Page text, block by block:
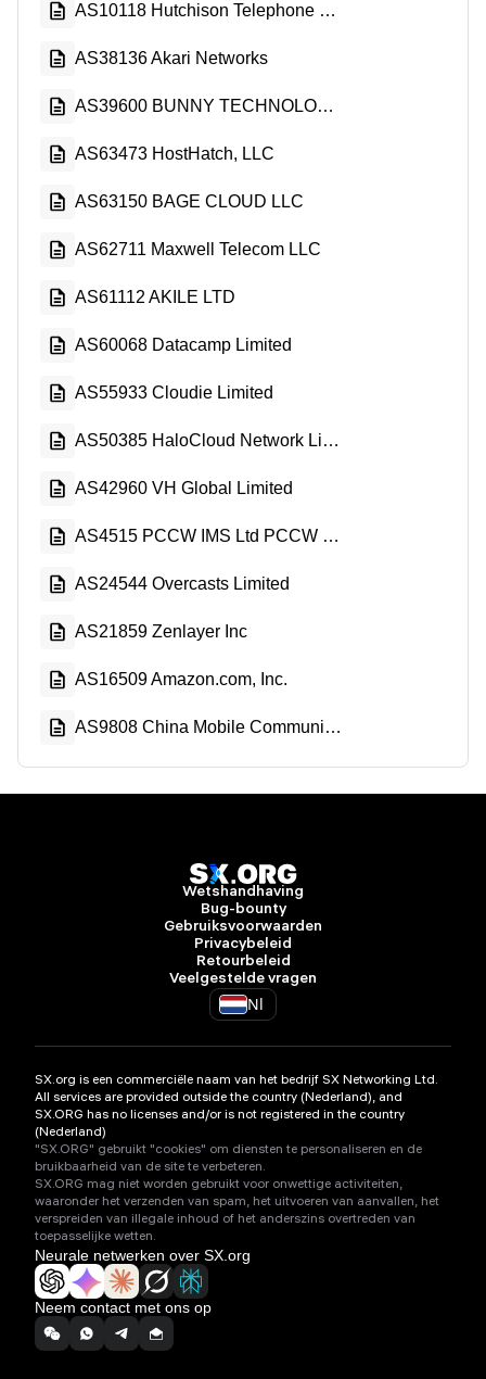
AS10118 Hutchison Telephone Company Limited
AS38136 Akari Networks
AS39600 BUNNY TECHNOLOGY LLC
AS63473 HostHatch, LLC
AS63150 BAGE CLOUD LLC
AS62711 Maxwell Telecom LLC
AS61112 AKILE LTD
AS60068 Datacamp Limited
AS55933 Cloudie Limited
AS50385 HaloCloud Network Limited
AS42960 VH Global Limited
AS4515 PCCW IMS Ltd PCCW Business Internet Access
AS24544 Overcasts Limited
AS21859 Zenlayer Inc
AS16509 Amazon.com, Inc.
AS9808 China Mobile Communications Group Co., Ltd.
Wetshandhaving
Bug-bounty
Gebruiksvoorwaarden
Privacybeleid
Retourbeleid
Veelgestelde vragen
Nl
SX.org is een commerciële naam van het bedrijf SX Networking Ltd.
All services are provided outside the country (Nederland), and
SX.ORG has no licenses and/or is not registered in the country
(Nederland)
"SX.ORG" gebruikt "cookies" om diensten te personaliseren en de
bruikbaarheid van de site te verbeteren.
SX.ORG mag niet worden gebruikt voor onwettige activiteiten,
waaronder het verzenden van spam, het uitvoeren van aanvallen, het
verspreiden van illegale inhoud of het anderszins overtreden van
toepasselijke wetten.
Neurale netwerken over SX.org
Neem contact met ons op